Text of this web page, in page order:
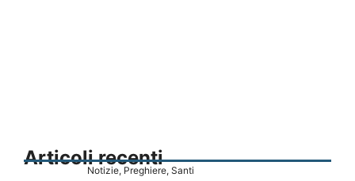
Articoli recenti
Notizie, Preghiere, Santi